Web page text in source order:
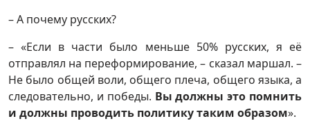
– А почему русских?
– «Если в части было меньше 50% русских, я её
отправлял на переформирование, – сказал маршал. –
Не было общей воли, общего плеча, общего языка, а
следовательно, и победы. Вы должны это помнить
и должны проводить политику таким образом».